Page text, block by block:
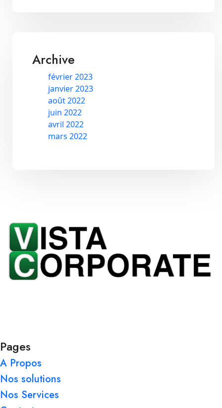
Archive
février 2023
janvier 2023
août 2022
juin 2022
avril 2022
mars 2022
Pages
A Propos
Nos solutions
Nos Services